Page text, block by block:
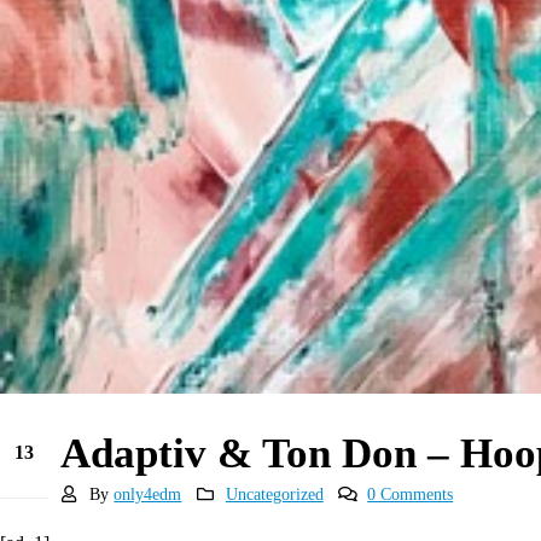
13 Adaptiv & Ton Don –
Byonly4edm Uncategorized 0 Comments